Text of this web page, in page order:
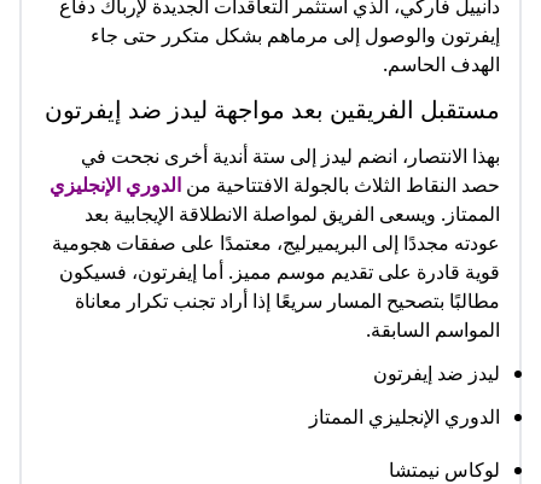
دانييل فاركي، الذي استثمر التعاقدات الجديدة لإرباك دفاع
إيفرتون والوصول إلى مرماهم بشكل متكرر حتى جاء
الهدف الحاسم.
مستقبل الفريقين بعد مواجهة ليدز ضد إيفرتون
بهذا الانتصار، انضم ليدز إلى ستة أندية أخرى نجحت في
حصد النقاط الثلاث بالجولة الافتتاحية من الدوري الإنجليزي
الممتاز. ويسعى الفريق لمواصلة الانطلاقة الإيجابية بعد
عودته مجددًا إلى البريميرليج، معتمدًا على صفقات هجومية
قوية قادرة على تقديم موسم مميز. أما إيفرتون، فسيكون
مطالبًا بتصحيح المسار سريعًا إذا أراد تجنب تكرار معاناة
المواسم السابقة.
ليدز ضد إيفرتون
الدوري الإنجليزي الممتاز
لوكاس نيمتشا